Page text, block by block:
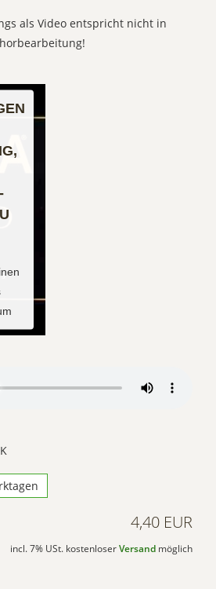
als Video entspricht nicht in
4,40 EUR
incl. 7% USt. kostenloser Versand möglich